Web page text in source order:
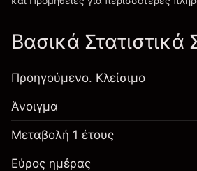
Βασικά Στατιστικά
Προηγούμενο. Κλείσιμο
Άνοιγμα
Μεταβολή 1 έτους
Εύρος ημέρας